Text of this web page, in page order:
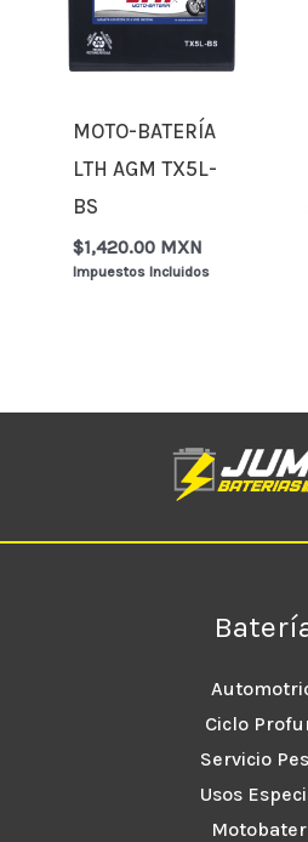
MOTO-BATERÍA
LTH AGM TX5L-
BS
$1,420.00 MXN
Impuestos Incluidos
Ciclo
Servicio
Usos